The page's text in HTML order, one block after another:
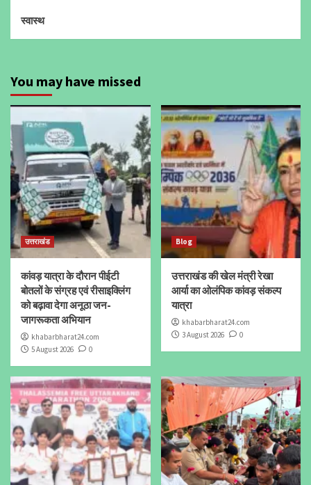
स्वास्थ
You may have missed
उत्तराखंड
कांवड़ यात्रा के दौरान पीईटी
बोतलों के संग्रह एवं रीसाइक्लिंग
को बढ़ावा देगा अनूठा जन-
जागरूकता अभियान
khabarbharat24.com
5 August 2026
0
Blog
उत्तराखंड की खेल मंत्री रेखा
आर्या का ओलंपिक कांवड़ संकल्प
यात्रा
khabarbharat24.com
3 August 2026
0